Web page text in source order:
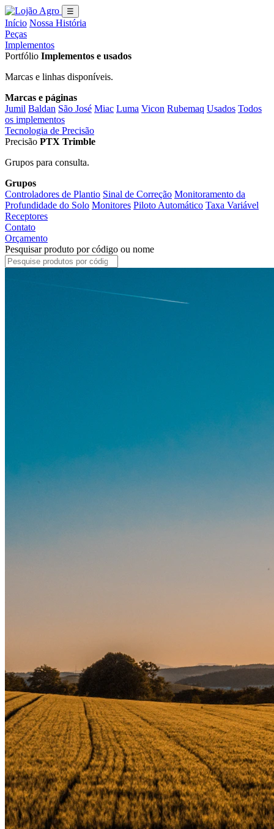
☰
Início Nossa História
Peças
Implementos
Portfólio Implementos e usados
Marcas e linhas disponíveis.
Marcas e páginas
Jumil Baldan São José Miac Luma Vicon Rubemaq Usados Todos
os implementos
Tecnologia de Precisão
Precisão PTX Trimble
Grupos para consulta.
Grupos
Controladores de Plantio Sinal de Correção Monitoramento da
Profundidade do Solo Monitores Piloto Automático Taxa Variável
Receptores
Contato
Orçamento
Pesquisar produto por código ou nome